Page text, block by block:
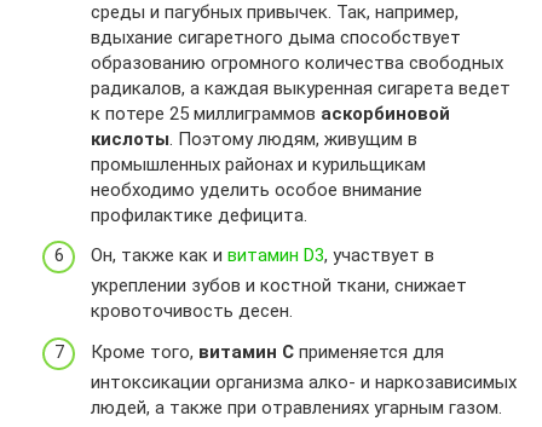
среды и пагубных привычек. Так, например,
вдыхание сигаретного дыма способствует
образованию огромного количества свободных
радикалов, а каждая выкуренная сигарета ведет
к потере 25 миллиграммов аскорбиновой
кислоты . Поэтому людям, живущим в
промышленных районах и курильщикам
необходимо уделить особое внимание
профилактике дефицита.
Он, также как и витамин D3, участвует в
укреплении зубов и костной ткани, снижает
кровоточивость десен.
Кроме того, витамин C применяется для
интоксикации организма алко- и наркозависимых
людей, а также при отравлениях угарным газом.